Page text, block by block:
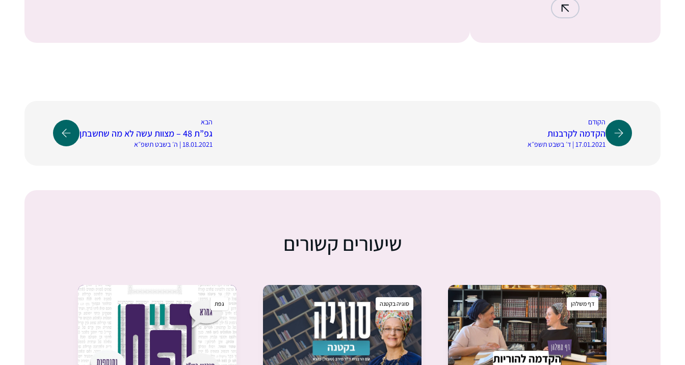
הקודם
הקדמה לקרבנות
17.01.2021 | ד׳ בשבט תשפ״א
הבא
גפ”ת 48 – מצוות עשה לא מה שחשבתן
18.01.2021 | ה׳ בשבט תשפ״א
שיעורים קשורים
דף משלהן סוגיה בקטנה גפת